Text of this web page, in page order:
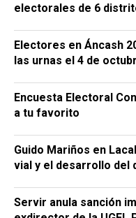
electorales de 6
Electores en Áncash
las urnas el 4 de
Encuesta Electoral
a tu favorito
Guido Mariños en
vial y el desarrollo del
Servir anula sanción